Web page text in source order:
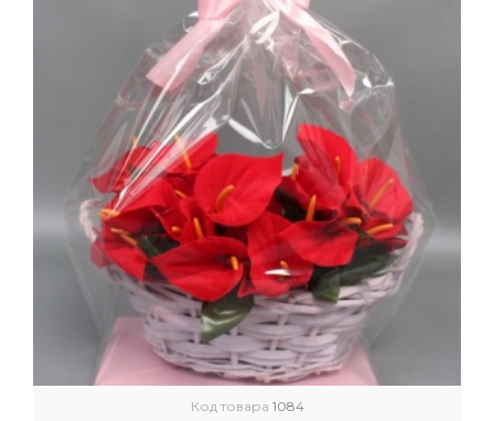
Код товара 1084